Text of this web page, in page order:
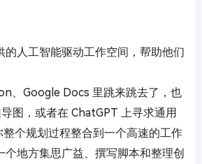
的人工智能驱动工作空间，帮助他们
、Google Docs 里跳来跳去了，也
图，或者在 ChatGPT 上寻求通用
个规划过程整合到一个高速的工作
个地方集思广益、撰写脚本和整理创